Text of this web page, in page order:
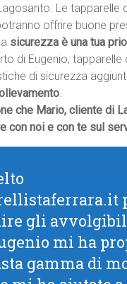
Le tapparelle
offrire buone
sicurezza è una tua
di Eugenio, tapparelle
di sicurezza
.
che Mario, cliente di
con noi e con te sul
gli
mi ha
gamma di